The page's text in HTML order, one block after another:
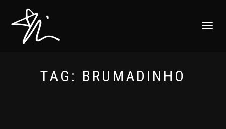
ALTERNAR
TAG: BRUMADINHO